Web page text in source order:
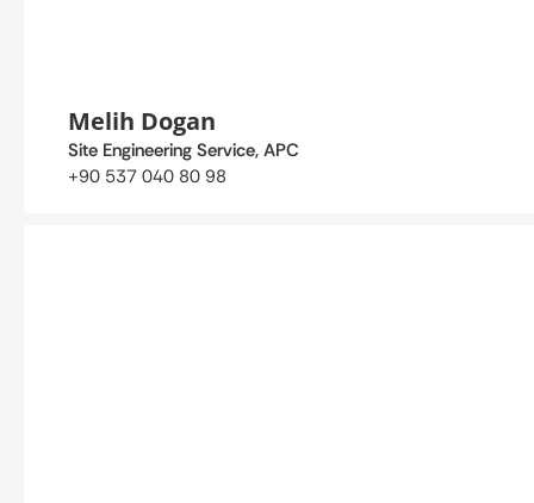
Melih Dogan
Site Engineering Service, APC
+90 537 040 80 98